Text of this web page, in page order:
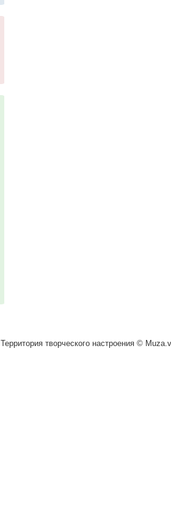
Территория творческого настроения ©